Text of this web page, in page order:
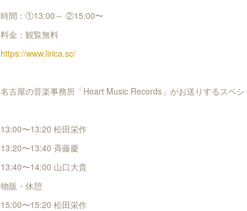
時間：①13:00～ ②15:00〜
料金：観覧無料
https://www.lirica.sc/
名古屋の音楽事務所「Heart Music Records」がお送りするスペシ
13:00〜13:20 松田栄作
13:20〜13:40 斉藤慶
13:40〜14:00 山口大貴
物販・休憩
15:00〜15:20 松田栄作